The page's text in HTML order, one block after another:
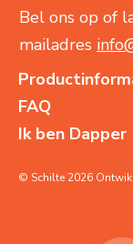
Bel ons op of
mailadres
FAQ
Ik ben Dapper
© Schilte 2026